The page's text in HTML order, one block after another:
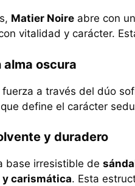
Matier Noire abre con
vitalidad y carácter.
alma oscura
a través del dúo
define el carácter
y duradero
base irresistible de
carismática. Esta